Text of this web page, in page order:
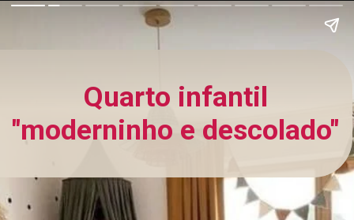
Quarto infantil
"moderninho e descolado"